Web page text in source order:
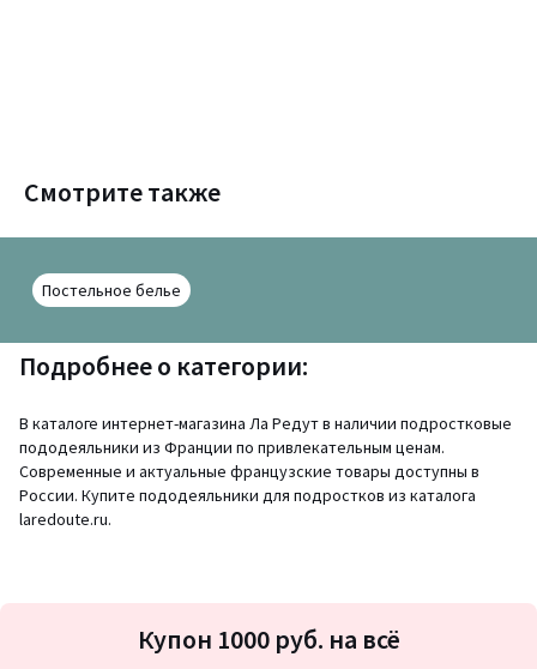
Смотрите также
Постельное белье
Подробнее о категории:
В каталоге интернет-магазина Ла Редут в наличии подростковые
пододеяльники из Франции по привлекательным ценам.
Современные и актуальные французские товары доступны в
России. Купите пододеяльники для подростков из каталога
laredoute.ru.
на
Купон 1000 руб. на всё